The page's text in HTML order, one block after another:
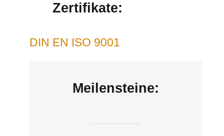
Zertifikate:
DIN EN ISO 9001
Meilensteine: